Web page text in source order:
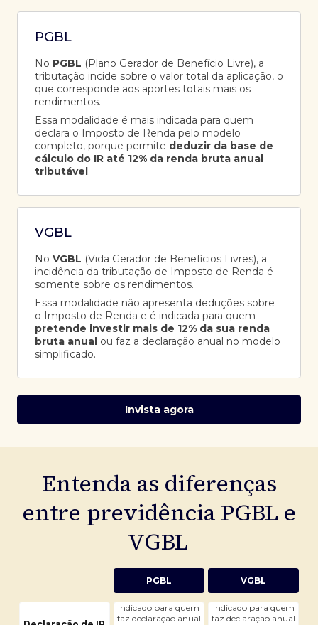
PGBL
No PGBL (Plano Gerador de Benefício Livre), a
tributação incide sobre o valor total da aplicação, o
que corresponde aos aportes totais mais os
rendimentos.
Essa modalidade é mais indicada para quem
declara o Imposto de Renda pelo modelo
completo, porque permite deduzir da base de
cálculo do IR até 12% da renda bruta anual
tributável.
VGBL
No VGBL (Vida Gerador de Benefícios Livres), a
incidência da tributação de Imposto de Renda é
somente sobre os rendimentos.
Essa modalidade não apresenta deduções sobre
o Imposto de Renda e é indicada para quem
pretende investir mais de 12% da sua renda
bruta anual ou faz a declaração anual no modelo
simplificado.
Invista agora
Entenda as diferenças
entre previdência PGBL e
VGBL
PGBL VGBL
Indicado para quem
faz declaração anual
Indicado para quem
faz declaração anual